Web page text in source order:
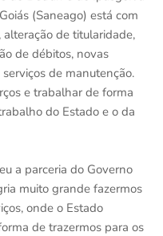
(Saneago) está com
de titularidade,
de débitos, novas
de manutenção.
e trabalhar de forma
do Estado e o da
a parceria do Governo
muito grande fazermos
onde o Estado
de trazermos para os